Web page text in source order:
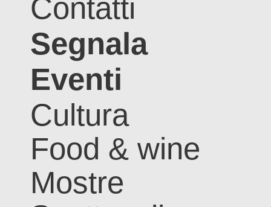
Contatti
Segnala
Eventi
Cultura
Food & wine
Mostre